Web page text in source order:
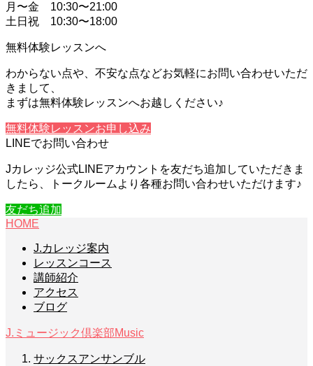
月〜金 10:30〜21:00
土日祝 10:30〜18:00
無料体験レッスンへ
わからない点や、不安な点などお気軽にお問い合わせいただ
きまして、
まずは無料体験レッスンへお越しください♪
無料体験レッスンお申し込み
LINEでお問い合わせ
Jカレッジ公式LINEアカウントを友だち追加していただきま
したら、トークルームより各種お問い合わせいただけます♪
友だち追加
HOME
J.カレッジ案内
レッスンコース
講師紹介
アクセス
ブログ
J.ミュージック倶楽部Music
サックスアンサンブル